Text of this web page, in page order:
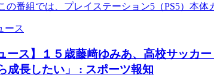
の番組では、プレイステーション5（PS5）本体
ース
ース】１５歳藤﨑ゆみあ、高校サッカ
成長したい」 : スポーツ報知